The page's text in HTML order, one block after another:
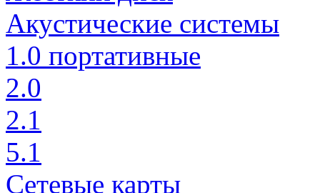
Акустические системы
1.0 портативные
2.0
2.1
5.1
Сетевые карты